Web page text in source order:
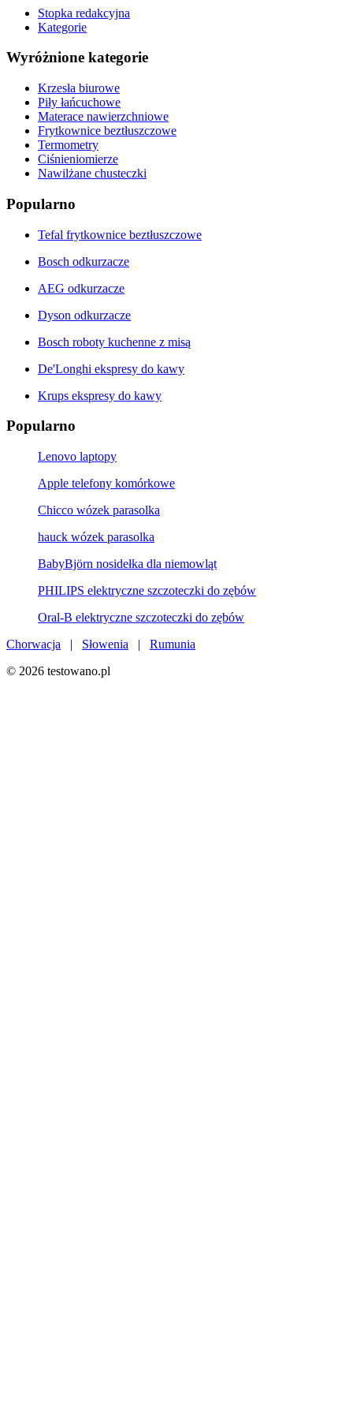
Stopka redakcyjna
Kategorie
Wyróżnione kategorie
Krzesła biurowe
Piły łańcuchowe
Materace nawierzchniowe
Frytkownice beztłuszczowe
Termometry
Ciśnieniomierze
Nawilżane chusteczki
Popularno
Tefal frytkownice beztłuszczowe
Bosch odkurzacze
AEG odkurzacze
Dyson odkurzacze
Bosch roboty kuchenne z misą
De'Longhi ekspresy do kawy
Krups ekspresy do kawy
Popularno
Lenovo laptopy
Apple telefony komórkowe
Chicco wózek parasolka
hauck wózek parasolka
BabyBjörn nosidełka dla niemowląt
PHILIPS elektryczne szczoteczki do zębów
Oral-B elektryczne szczoteczki do zębów
Chorwacja | Słowenia | Rumunia
© 2026 testowano.pl